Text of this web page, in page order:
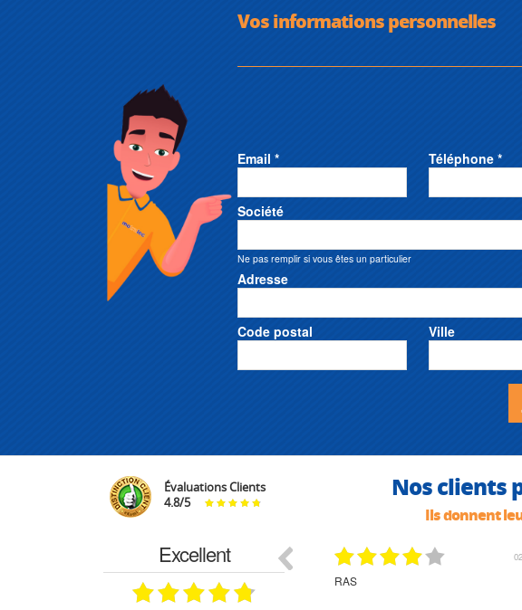
Vos informations personnelles
Email * Téléphone *
Société
Ne pas remplir si vous êtes un particulier
Adresse
Code postal Ville
Évaluations Clients
4.8/5 Nos clients
Ils donnent
Excellent 07.07.2026
bien rien a dire .what else RAS